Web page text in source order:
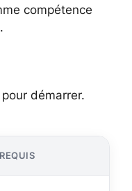
compétence
démarrer.
REQUIS